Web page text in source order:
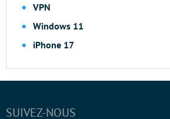
VPN
Windows 11
iPhone 17
SUIVEZ-NOUS